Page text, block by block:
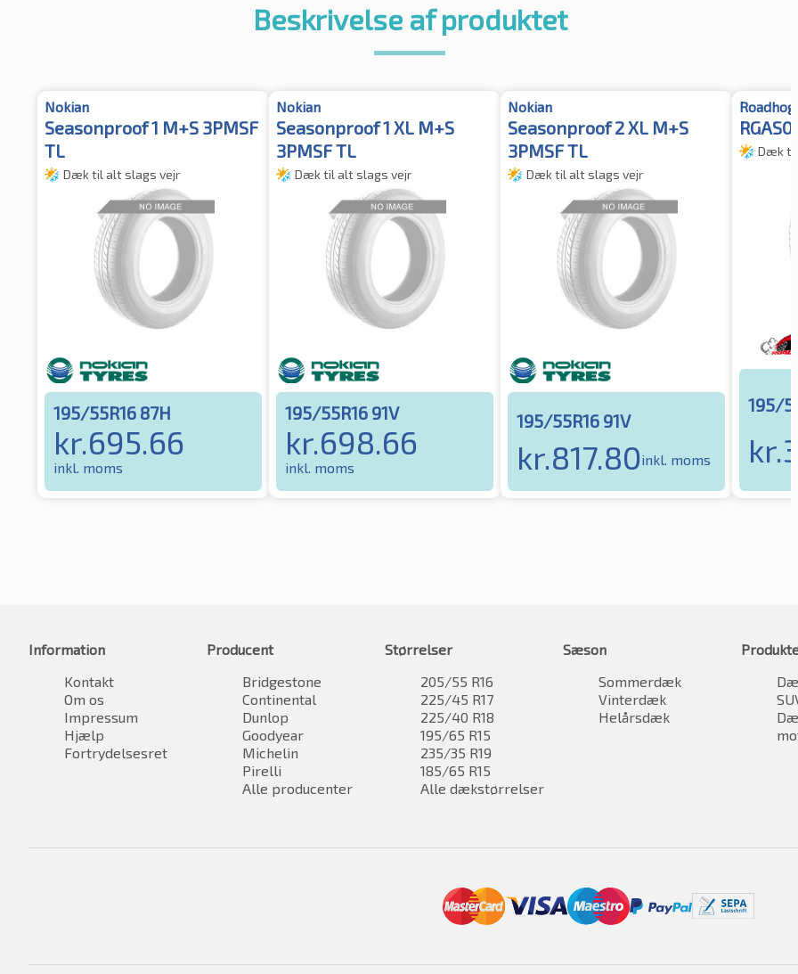
Beskrivelse af produktet
Nokian
Seasonproof 1 M+S 3PMSF
TL
Dæk til alt slags vejr
195/55R16 87H
kr.695.66
inkl. moms
Nokian
Seasonproof 1 XL M+S
3PMSF TL
Dæk til alt slags vejr
195/55R16 91V
kr.698.66
inkl. moms
Nokian
Seasonproof 2 XL M+S
3PMSF TL
Dæk til alt slags vejr
195/55R16 91V
kr.817.80inkl. moms
Roadhog
Dæk til
195/
kr.
Information
Kontakt
Om os
Impressum
Hjælp
Fortrydelsesret
Producent
Bridgestone
Continental
Dunlop
Goodyear
Michelin
Pirelli
Alle producenter
Størrelser
205/55 R16
225/45 R17
225/40 R18
195/65 R15
235/35 R19
185/65 R15
Alle dækstørrelser
Sæson
Sommerdæk
Vinterdæk
Helårsdæk